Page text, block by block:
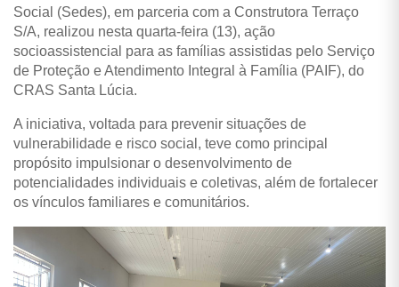
Social (Sedes), em parceria com a Construtora Terraço
S/A, realizou nesta quarta-feira (13), ação
socioassistencial para as famílias assistidas pelo Serviço
de Proteção e Atendimento Integral à Família (PAIF), do
CRAS Santa Lúcia.
A iniciativa, voltada para prevenir situações de
vulnerabilidade e risco social, teve como principal
propósito impulsionar o desenvolvimento de
potencialidades individuais e coletivas, além de fortalecer
os vínculos familiares e comunitários.